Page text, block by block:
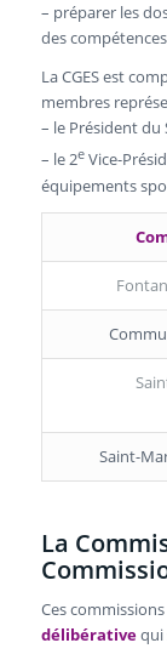
– préparer les
des
La CGES est
membres
– le Président du
– le 2e Vice-
équipements
Saint-
La
Ces
délibérativequi